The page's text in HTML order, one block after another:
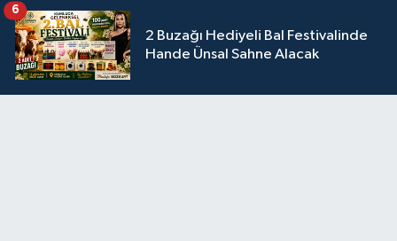
2 Buzağı Hediyeli Bal Festivalinde
Hande Ünsal Sahne Alacak
6